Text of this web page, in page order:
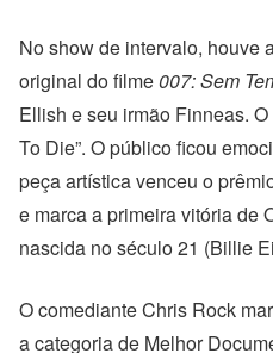
No show de intervalo, houve
original do filme007: Sem
Ellish e seu irmão Finneas.
To Die”. O público ficou
peça artística venceu o
e marca a primeira vitória de
nascida no século 21 (Billie
O comediante Chris Rock
a categoria de Melhor